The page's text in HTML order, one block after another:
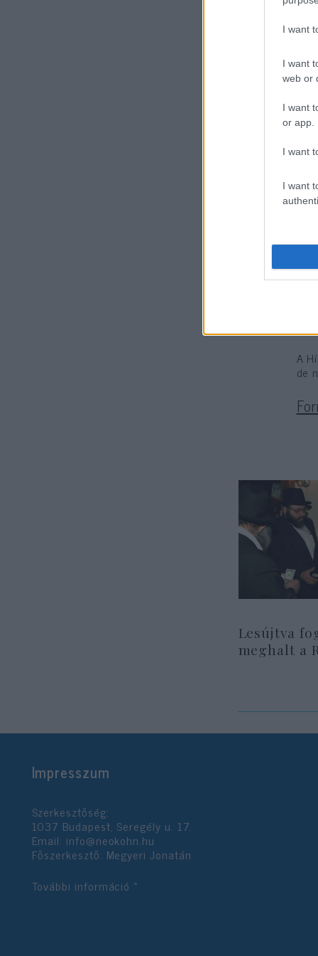
I want
I want
web or
I want
or app.
I want
I want
A
A
A
de
Lesújtva
meghalt a
Impresszum
Szerkesztőség:
1037 Budapest, Seregély u. 17.
Email: info@neokohn.hu
Főszerkesztő: Megyeri Jonatán
További információ »